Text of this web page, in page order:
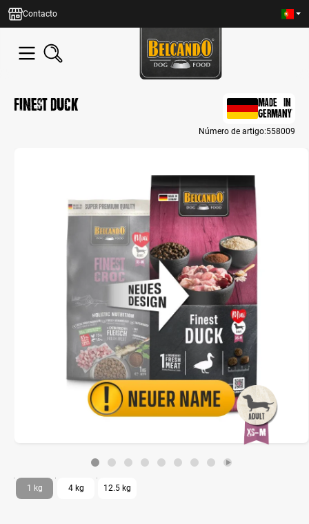
principal
Contacto
Finest Duck
MADE IN
GERMANY
Número de artigo:558009
1 kg 4 kg 12.5 kg